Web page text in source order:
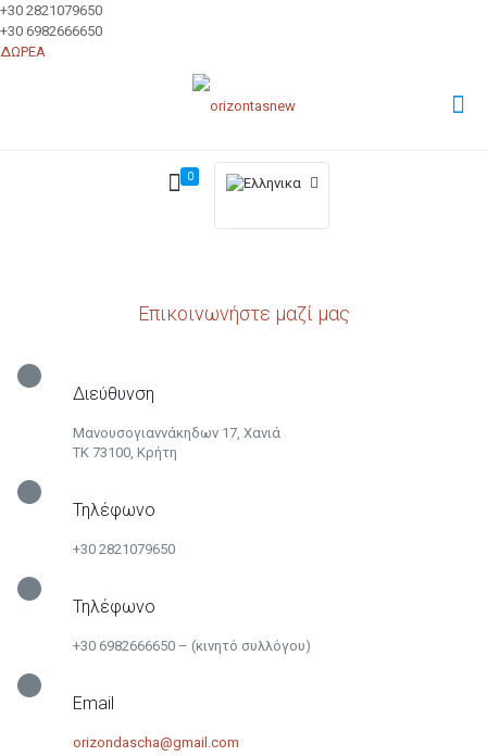
+30 2821079650
+30 6982666650
ΔΩΡΕΑ
0
Επικοινωνήστε μαζί μας
Διεύθυνση
Μανουσογιαννάκηδων 17, Χανιά
ΤΚ 73100, Κρήτη
Τηλέφωνο
+30 2821079650
Τηλέφωνο
+30 6982666650– (κινητό συλλόγου)
Email
orizondascha@gmail.com